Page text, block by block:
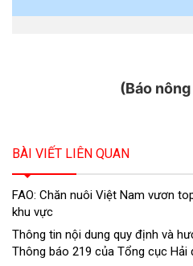
(Báo
BÀI VIẾT LIÊN QUAN
FAO: Chăn nuôi Việt Nam vươn
khu vực
Thông tin nội dung quy định và
Thông báo 219 của Tổng cục Hải